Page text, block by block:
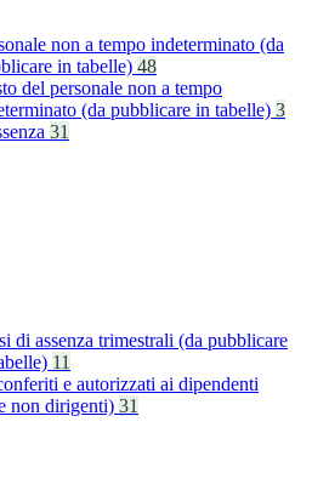
non a tempo indeterminato (da
in tabelle) 48
del personale non a tempo
(da pubblicare in tabelle) 3
31
di assenza trimestrali (da pubblicare
11
e autorizzati ai dipendenti
non dirigenti) 31